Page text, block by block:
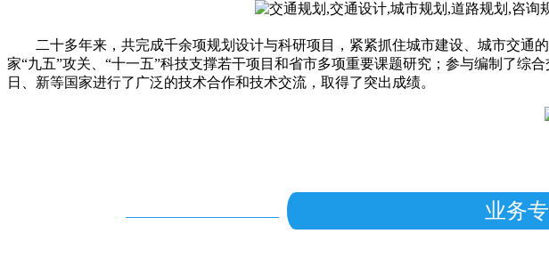
二十多年来，共完成千余项规划设计与科研项目，紧紧抓住城市建设、城市交
家“九五”攻关、“十一五”科技支撑若干项目和省市多项重要课题研究；参与编制了综
日、新等国家进行了广泛的技术合作和技术交流，取得了突出成绩。
业务